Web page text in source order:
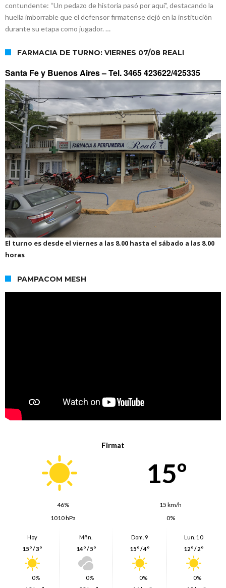
contundente: “Un pedazo de historia pasó por aquí”, destacando la
huella imborrable que el defensor firmatense dejó en la institución
durante su etapa como jugador. …
FARMACIA DE TURNO: VIERNES 07/08 REALI
Santa Fe y Buenos Aires –Tel. 3465 423622/425335
El turno es desde el viernes a las 8.00 hasta el sábado a las 8.00
horas
PAMPACOM MESH
Firmat
15º
46%
15 km/h
1010 hPa
0%
Hoy
15º / 3º
0%
Mñn.
14º / 5º
0%
Dom. 9
15º / 4º
0%
Lun. 10
12º / 2º
0%